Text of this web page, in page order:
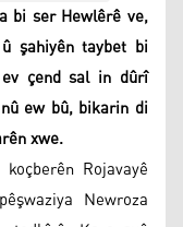
bi ser Hewlêrê ve,
şahiyên taybet bi
çend sal in dûrî
ew bû, bikarin di
xwe.
Rojavayê
Newroza